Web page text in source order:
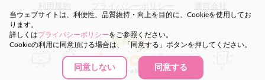
利用規約 プライバシーポリシー 運営会社
当ウェブサイトは、利便性、品質維持・向上を目的に、Cookieを使用してお
ります。
詳しくはプライバシーポリシーをご参照ください。
Cookieの利用に同意頂ける場合は、「同意する」ボタンを押してください。
同意しない 同意する